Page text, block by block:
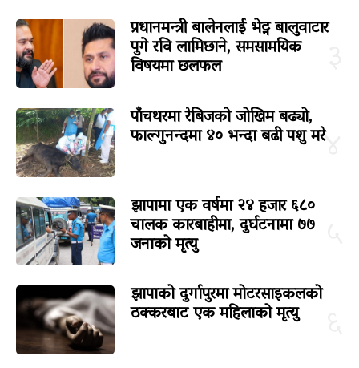
प्रधानमन्त्री बालेनलाई भेट्न बालुवाटार
पुगे रवि लामिछाने, समसामयिक
विषयमा छलफल
४
पाँचथरमा रेबिजको जोखिम बढ्यो,
फाल्गुनन्दमा ४० भन्दा बढी पशु मरे
झापामा एक वर्षमा २४ हजार ६८०
चालक कारबाहीमा, दुर्घटनामा ७७
जनाको मृत्यु
झापाको दुर्गापुरमा मोटरसाइकलको
ठक्करबाट एक महिलाको मृत्यु